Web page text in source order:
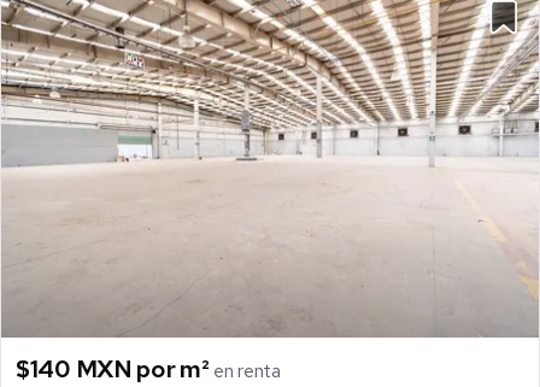
$140 MXN por m² en renta